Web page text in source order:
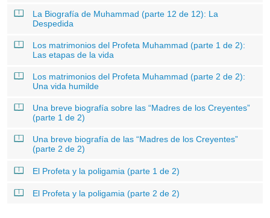
La Biografía de Muhammad (parte 12 de 12): La
Despedida
Los matrimonios del Profeta Muhammad (parte 1 de 2):
Las etapas de la vida
Los matrimonios del Profeta Muhammad (parte 2 de 2):
Una vida humilde
Una breve biografía sobre las “Madres de los Creyentes”
(parte 1 de 2)
Una breve biografía de las “Madres de los Creyentes”
(parte 2 de 2)
El Profeta y la poligamia (parte 1 de 2)
El Profeta y la poligamia (parte 2 de 2)